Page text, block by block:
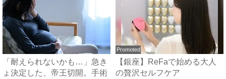
「耐えられないかも…」急き
ょ決定した、帝王切開。手術
Promoted
【銀座】ReFaで始める大人
の贅沢セルフケア